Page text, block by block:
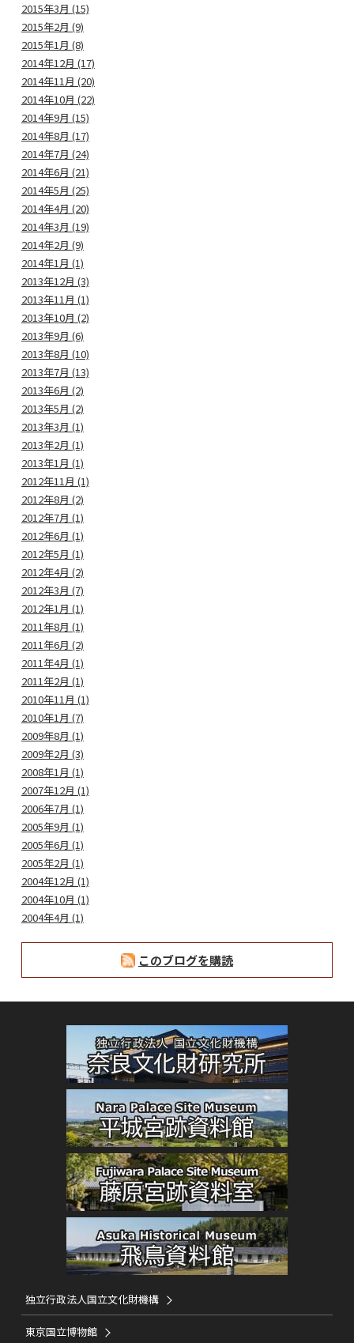
2015年3月 (15)
2015年2月 (9)
2015年1月 (8)
2014年12月 (17)
2014年11月 (20)
2014年10月 (22)
2014年9月 (15)
2014年8月 (17)
2014年7月 (24)
2014年6月 (21)
2014年5月 (25)
2014年4月 (20)
2014年3月 (19)
2014年2月 (9)
2014年1月 (1)
2013年12月 (3)
2013年11月 (1)
2013年10月 (2)
2013年9月 (6)
2013年8月 (10)
2013年7月 (13)
2013年6月 (2)
2013年5月 (2)
2013年3月 (1)
2013年2月 (1)
2013年1月 (1)
2012年11月 (1)
2012年8月 (2)
2012年7月 (1)
2012年6月 (1)
2012年5月 (1)
2012年4月 (2)
2012年3月 (7)
2012年1月 (1)
2011年8月 (1)
2011年6月 (2)
2011年4月 (1)
2011年2月 (1)
2010年11月 (1)
2010年1月 (7)
2009年8月 (1)
2009年2月 (3)
2008年1月 (1)
2007年12月 (1)
2006年7月 (1)
2005年9月 (1)
2005年6月 (1)
2005年2月 (1)
2004年12月 (1)
2004年10月 (1)
2004年4月 (1)
このブログを購読
独立行政法人国立文化財機構
東京国立博物館